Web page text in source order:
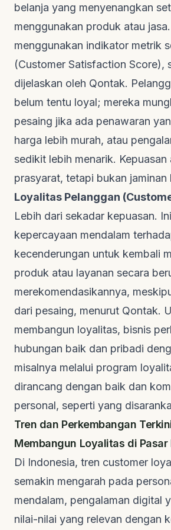
belanja yang menyenangkan
menggunakan produk atau
menggunakan indikator metrik
(Customer Satisfaction Score),
dijelaskan oleh Qontak.
belum tentu loyal; mereka
pesaing jika ada penawaran
harga lebih murah, atau
sedikit lebih menarik. Kepuasan
prasyarat, tetapi bukan jaminan
Loyalitas Pelanggan (
Lebih dari sekadar kepuasan.
kepercayaan mendalam
kecenderungan untuk kembali
produk atau layanan secara
merekomendasikannya,
dari pesaing, menurut Qontak.
membangun loyalitas, bisnis
hubungan baik dan pribadi
misalnya melalui program
dirancang dengan baik dan
personal, seperti yang
Tren dan Perkembangan
Membangun Loyalitas di Pasar
Di Indonesia, tren customer
semakin mengarah pada
mendalam, pengalaman digital
nilai-nilai yang relevan dengan